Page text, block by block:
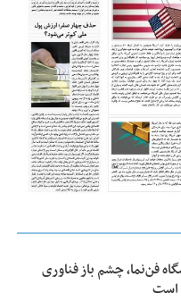
فن‌نما، چشم باز فناوری
است